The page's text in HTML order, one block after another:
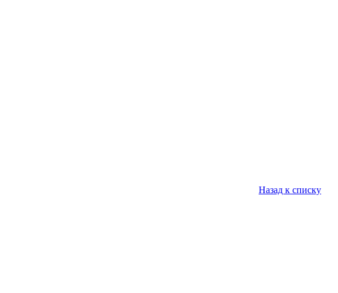
Назад к списку